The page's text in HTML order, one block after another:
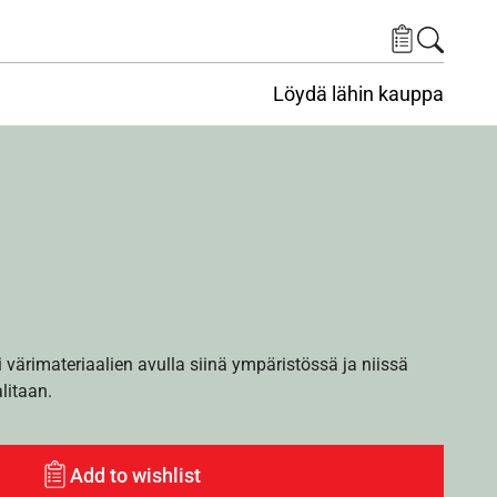
Löydä lähin kauppa
avulla siinä ympäristössä ja niissä
Add to wishlist